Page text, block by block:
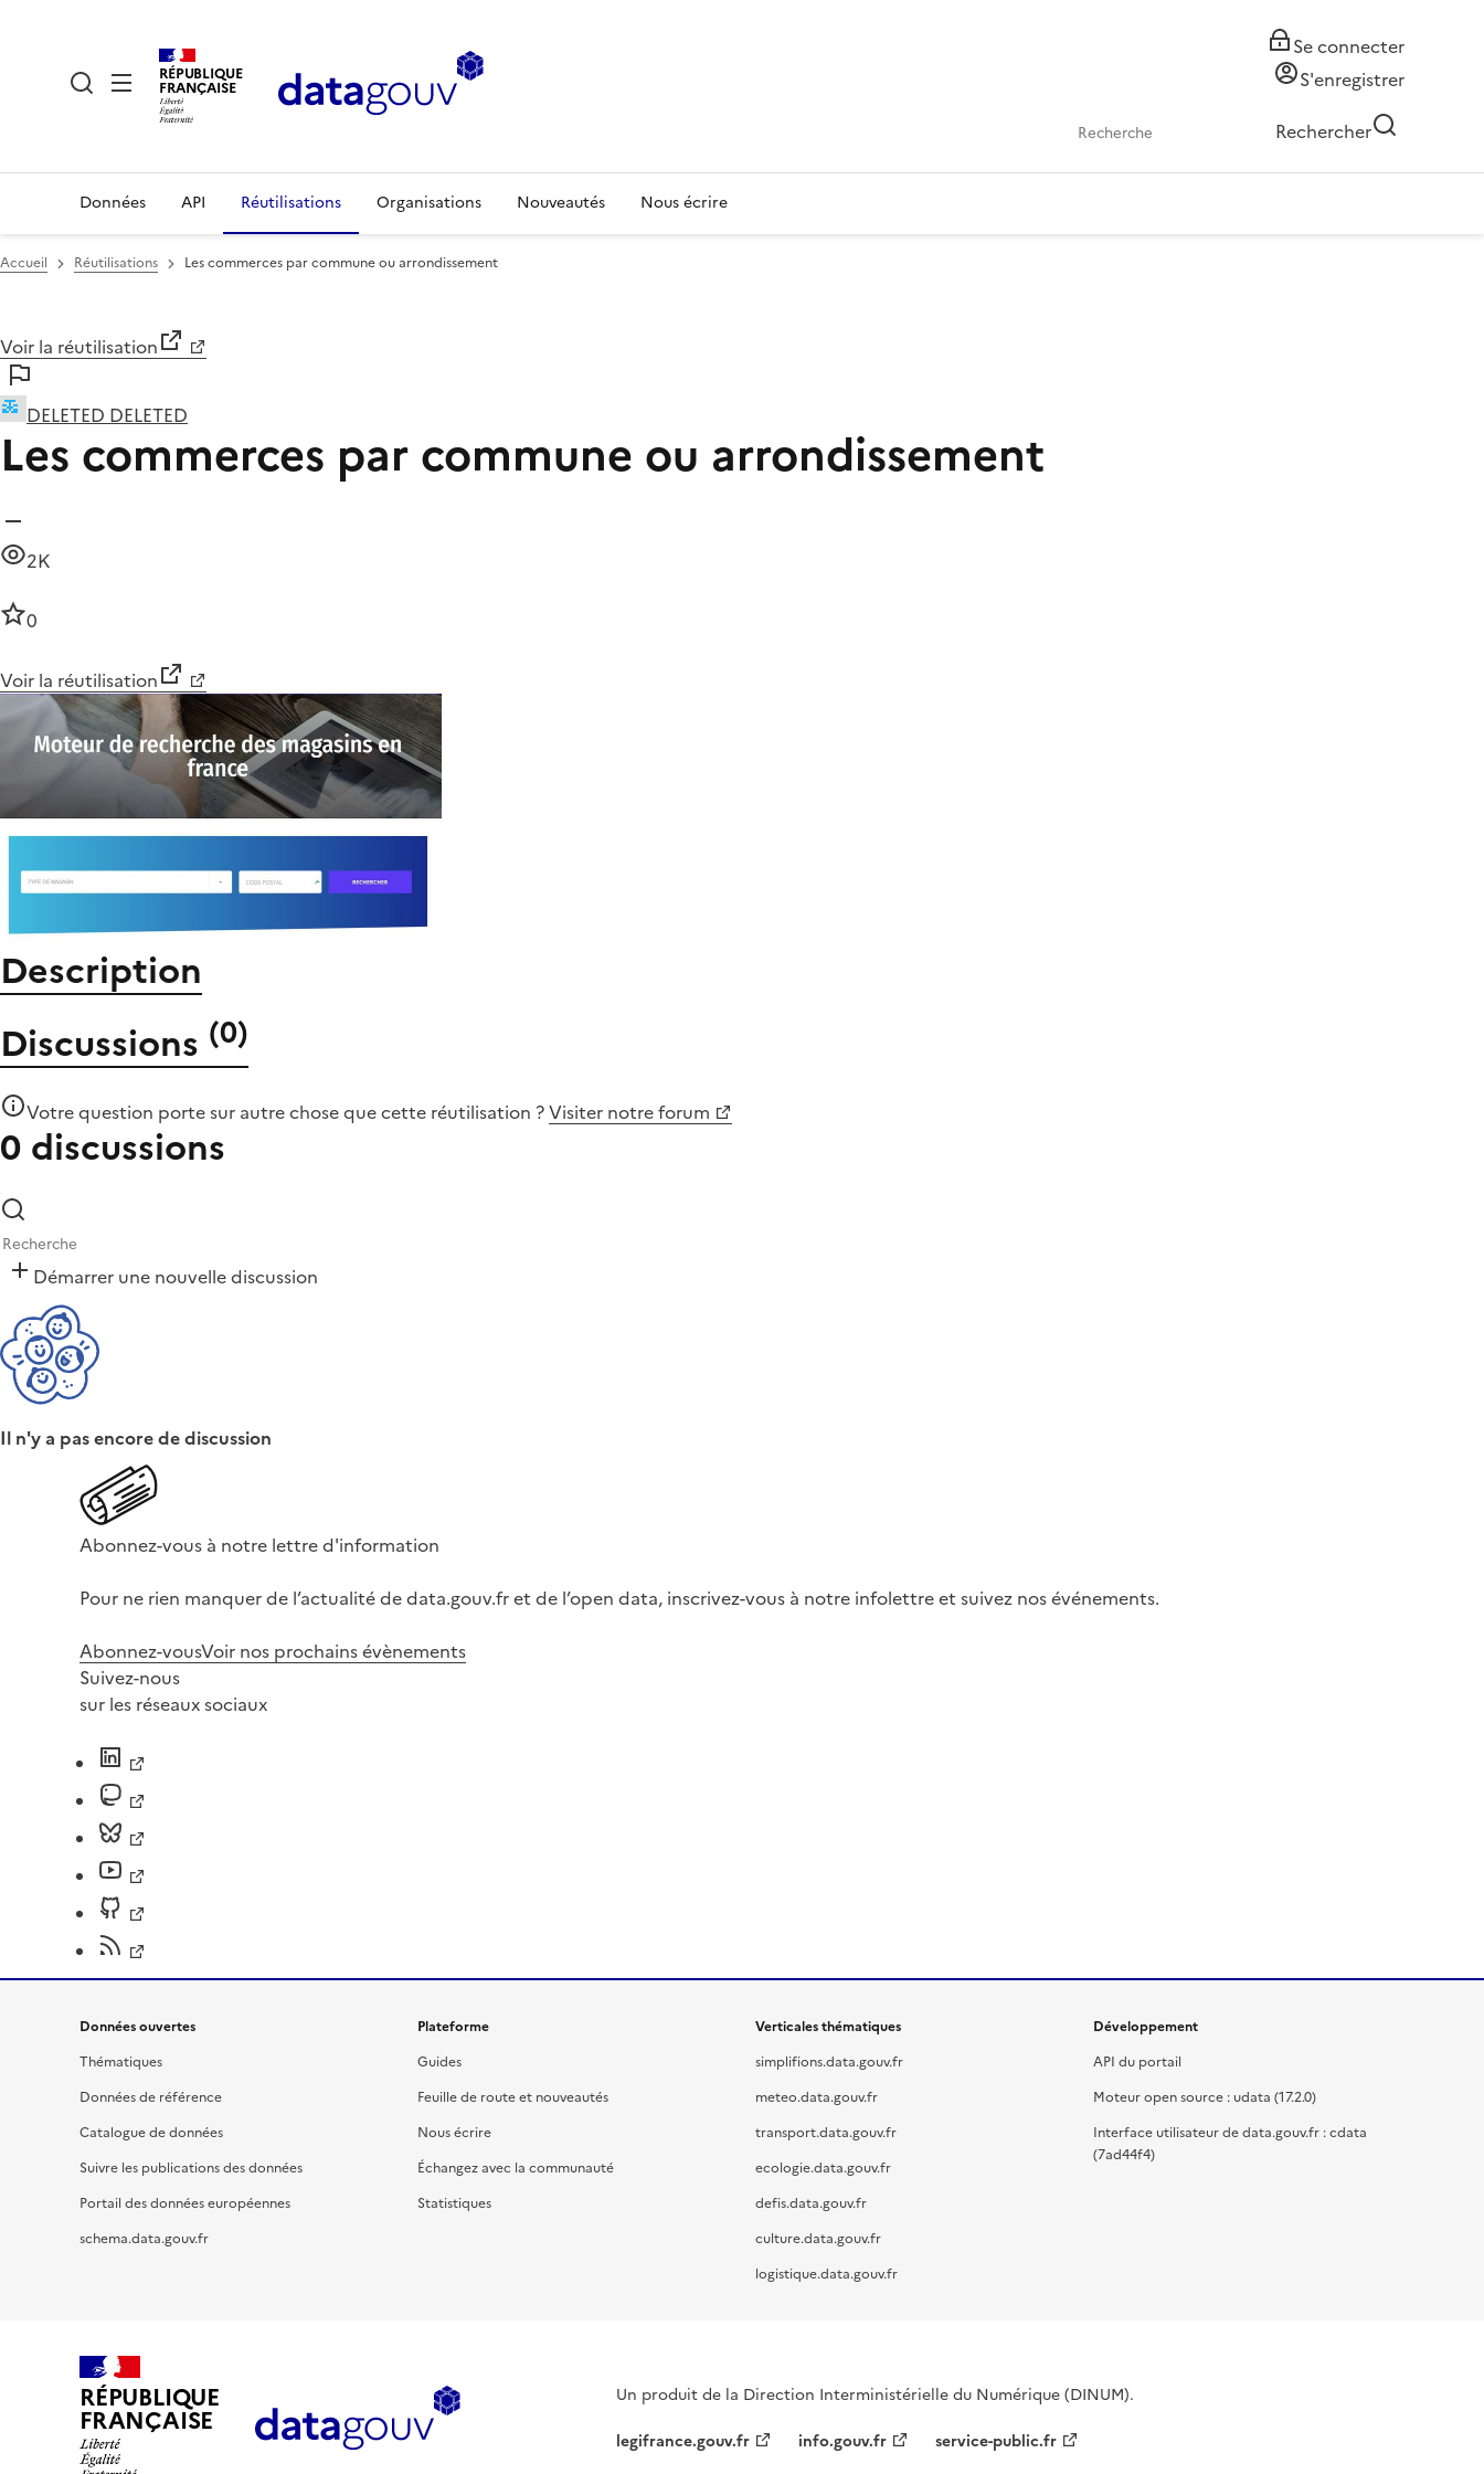
RÉPUBLIQUE
FRANÇAISE
Se connecter
S'enregistrer
Rechercher
Données API Réutilisations Organisations Nouveautés Nous écrire
Accueil Réutilisations Les commerces par commune ou arrondissement
Voir la réutilisation
DELETED DELETED
Les commerces par commune ou arrondissement
2K
0
Voir la réutilisation
Description
Discussions (0)
Votre question porte sur autre chose quecette réutilisation ?Visiter notre forum
0 discussions
Démarrer une nouvelle discussion
Il n'y a pas encore de discussion
Abonnez-vous à notre lettre d'information
Pour ne rien manquer de l’actualité de data.gouv.fr et de l’open data, inscrivez-vous à notre infolettre et suivez nos événements.
Abonnez-vousVoir nos prochains évènements
Suivez-nous
sur les réseaux sociaux
Données ouvertes
Thématiques
Données de référence
Catalogue de données
Suivre les publications des données
Portail des données européennes
schema.data.gouv.fr
Plateforme
Guides
Feuille de route et nouveautés
Nous écrire
Échangez avec la communauté
Statistiques
Verticales thématiques
simplifions.data.gouv.fr
meteo.data.gouv.fr
transport.data.gouv.fr
ecologie.data.gouv.fr
defis.data.gouv.fr
culture.data.gouv.fr
logistique.data.gouv.fr
Développement
API du portail
Moteur open source : udata (17.2.0)
Interface utilisateur de data.gouv.fr : cdata
(7ad44f4)
RÉPUBLIQUE
FRANÇAISE
Un produit de la Direction Interministérielle du Numérique (DINUM).
legifrance.gouv.fr
info.gouv.fr service-public.fr